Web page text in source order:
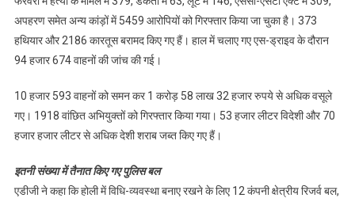
अपहरण समेत अन्य कांड़ों में 5459 आरोपियों को गिरफ्तार किया जा चुका है। 373
हथियार और 2186 कारतूस बरामद किए गए हैं। हाल में चलाए गए एस-ड्राइव के दौरान
94 हजार 674 वाहनों की जांच की गई।
10 हजार 593 वाहनों को समन कर 1 करोड़ 58 लाख 32 हजार रुपये से अधिक वसूले
गए। 1918 वांछित अभियुक्तों को गिरफ्तार किया गया। 53 हजार लीटर विदेशी और 70
हजार हजार लीटर से अधिक देशी शराब जब्त किए गए हैं।
इतनी संख्या में तैनात किए गए पुलिस बल
एडीजी ने कहा कि होली में विधि-व्यवस्था बनाए रखने के लिए 12 कंपनी क्षेत्रीय रिजर्व बल,